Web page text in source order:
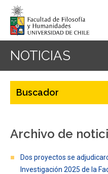
NOTICIAS
Archivo de
Dos proyectos se
Investigación 2025 de la